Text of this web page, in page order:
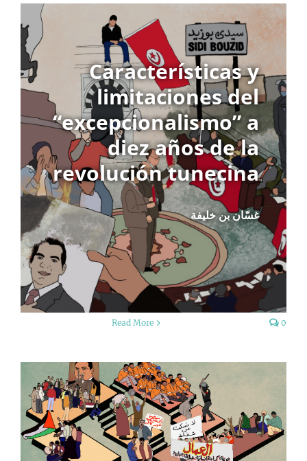
Características y
limitaciones del
“excepcionalismo” a
diez años de la
revolución tunecina
غسّان بن خليفة
Read More 0